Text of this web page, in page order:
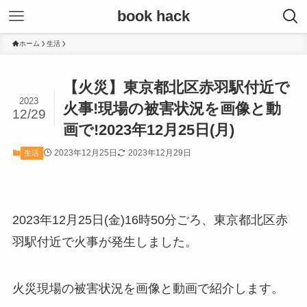
book hack
ホーム 生活
【火災】東京都北区赤羽駅付近で
火事!現場の被害状況を画像と動
画で!2023年12月25日(月)
2023
12/29
生活 2023年12月25日 2023年12月29日
2023年12月25日(金)16時50分ごろ、東京都北区赤
羽駅付近で火事が発生しました。
火災現場の被害状況を画像と動画で紹介します。